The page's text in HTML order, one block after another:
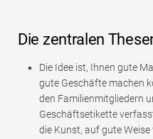
Die zentralen
Die Idee ist, Ihnen gute
gute Geschäfte machen
den Familienmitgliedern
Geschäftsetikette
die Kunst, auf gute